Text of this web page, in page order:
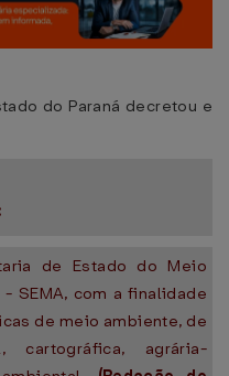
do Paraná decretou e
de Estado do Meio
SEMA, com a finalidade
de meio ambiente, de
cartográfica, agrária-